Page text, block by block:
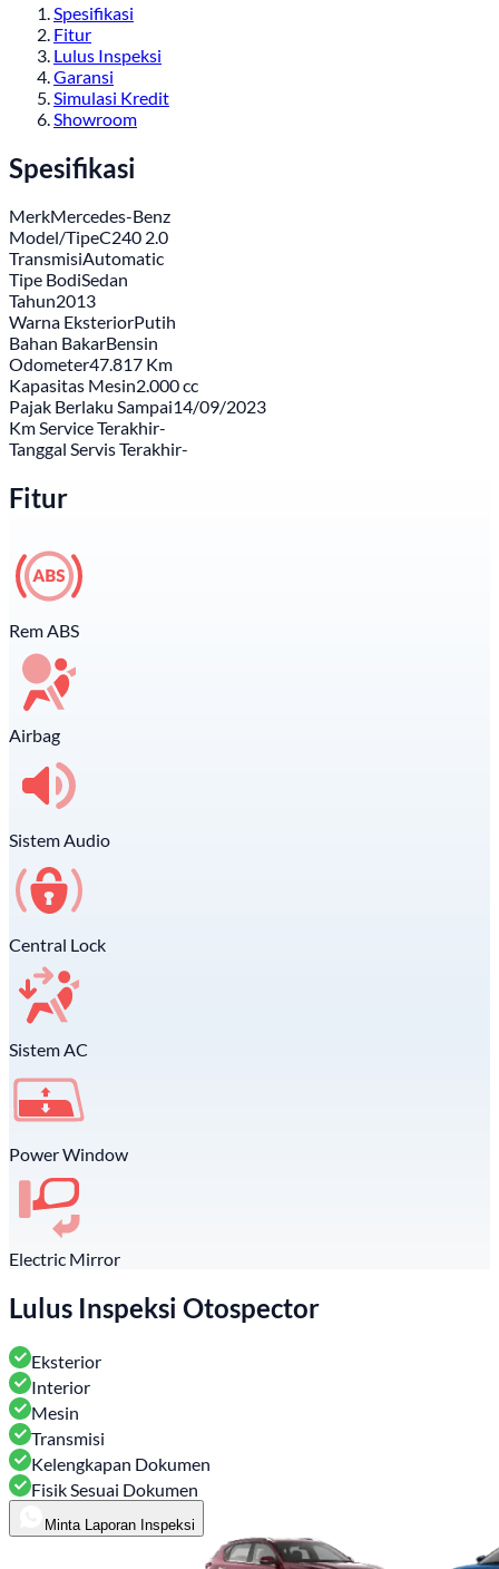
Spesifikasi
Fitur
Lulus Inspeksi
Garansi
Simulasi Kredit
Showroom
Spesifikasi
MerkMercedes-Benz
Model/TipeC240 2.0
TransmisiAutomatic
Tipe BodiSedan
Tahun2013
Warna EksteriorPutih
Bahan BakarBensin
Odometer47.817 Km
Kapasitas Mesin2.000 cc
Pajak Berlaku Sampai14/09/2023
Km Service Terakhir-
Tanggal Servis Terakhir-
Fitur
Rem ABS
Airbag
Sistem Audio
Central Lock
Sistem AC
Power Window
Electric Mirror
Lulus Inspeksi Otospector
Eksterior
Interior
Mesin
Transmisi
Kelengkapan Dokumen
Fisik Sesuai Dokumen
Minta Laporan Inspeksi